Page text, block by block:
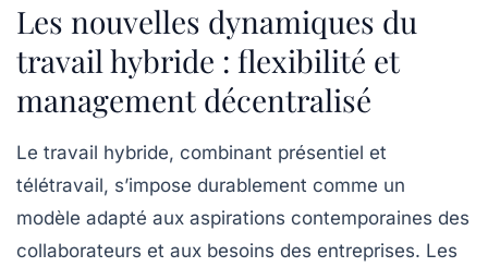
Les nouvelles dynamiques du
travail hybride : flexibilité et
management décentralisé
Le travail hybride, combinant présentiel et
télétravail, s’impose durablement comme un
modèle adapté aux aspirations contemporaines des
collaborateurs et aux besoins des entreprises. Les